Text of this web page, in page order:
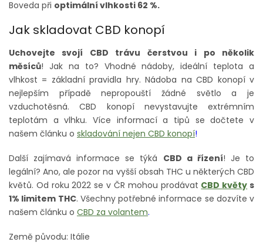
Boveda při optimální vlhkosti 62 %.
Jak skladovat CBD konopí
Uchovejte svojí CBD trávu čerstvou i po několik
měsíců! Jak na to? Vhodné nádoby, ideální teplota a
vlhkost = základní pravidla hry. Nádoba na CBD konopí v
nejlepším případě nepropouští žádné světlo a je
vzduchotěsná. CBD konopí nevystavujte extrémním
teplotám a vlhku. Více informací a tipů se dočtete v
našem článku o skladování nejen CBD konopí!
Další zajímavá informace se týká CBD a řízení! Je to
legální? Ano, ale pozor na vyšší obsah THC u některých CBD
květů. Od roku 2022 se v ČR mohou prodávat CBD květy s
1% limitem THC. Všechny potřebné informace se dozvíte v
našem článku o CBD za volantem.
Země původu: Itálie